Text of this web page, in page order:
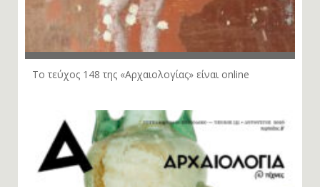
Το τεύχος 148 της «Αρχαιολογίας» είναι online